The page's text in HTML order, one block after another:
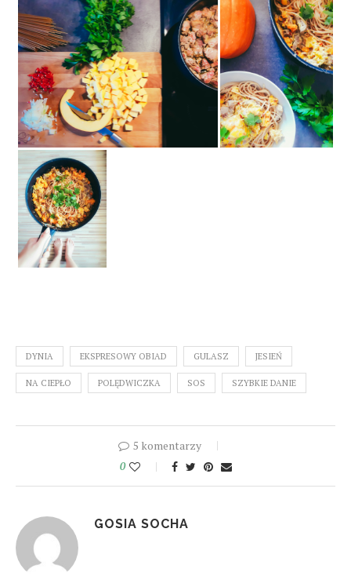
DYNIA EKSPRESOWY OBIAD GULASZ JESIEŃ
NA CIEPŁO POLĘDWICZKA SOS SZYBKIE DANIE
5 komentarzy
0
GOSIA SOCHA